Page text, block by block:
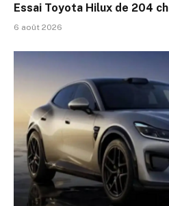
Essai Toyota Hilux de 204 ch
6 août 2026